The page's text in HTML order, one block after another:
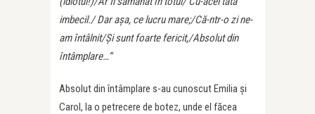
imbecil./ Dar aşa, ce lucru mare;/Că-ntr-o zi ne-
am întâlnit/Şi sunt foarte fericit,/Absolut din
întâmplare…“
Absolut din întâmplare s-au cunoscut Emilia şi
Carol, la o petrecere de botez, unde el făcea